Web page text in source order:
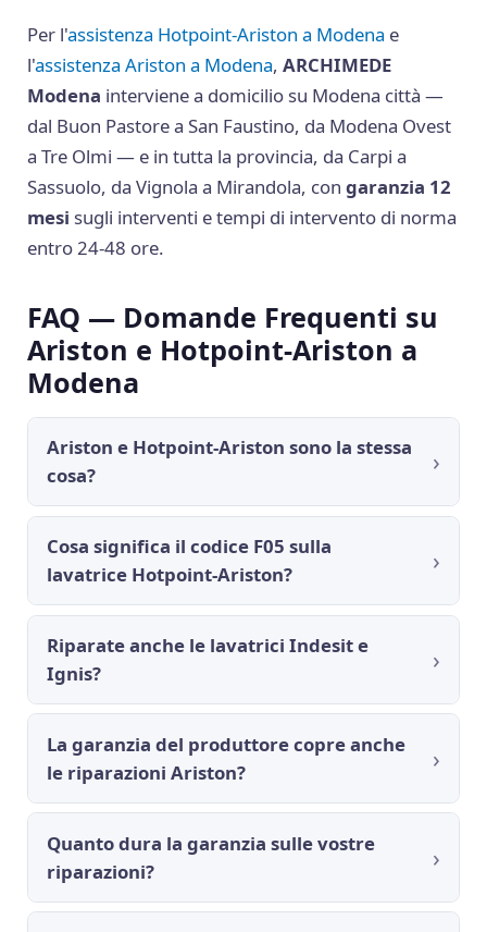
Per l'assistenza Hotpoint-Ariston a Modena e
l'assistenza Ariston a Modena,ARCHIMEDE
Modena interviene a domicilio su Modena città —
dal Buon Pastore a San Faustino, da Modena Ovest
a Tre Olmi — e in tutta la provincia, da Carpi a
Sassuolo, da Vignola a Mirandola, congaranzia 12
mesi sugli interventi e tempi di intervento di norma
entro 24-48 ore.
FAQ — Domande Frequenti su
Ariston e Hotpoint-Ariston a
Modena
Ariston e Hotpoint-Ariston sono la stessa
cosa?
Cosa significa il codice F05 sulla
lavatrice Hotpoint-Ariston?
Riparate anche le lavatrici Indesit e
Ignis?
La garanzia del produttore copre anche
le riparazioni Ariston?
Quanto dura la garanzia sulle vostre
riparazioni?